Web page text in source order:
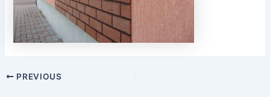
PostPREVIOUS